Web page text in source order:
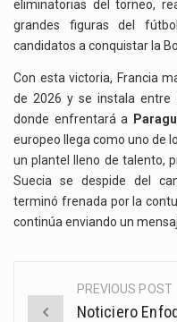
eliminatorias del torneo,
grandes figuras del
candidatos a conquistar la
Con esta victoria, Francia
de 2026 y se instala entre
donde enfrentará a
europeo llega como uno de
un plantel lleno de talento,
Suecia se despide del
terminó frenada por la
continúa enviando un
Post
PREVIOUS POST
Noticiero